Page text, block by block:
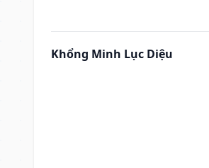
Khổng Minh Lục Diệu